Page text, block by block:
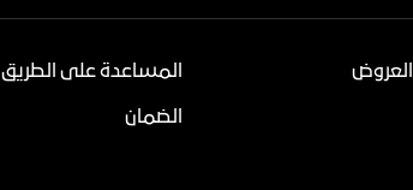
العروض
المساعدة على الطريق
الضمان